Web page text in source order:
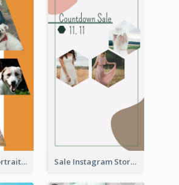
Vibrant Dog Portrait Instagram Story Design Template Sale Instagram Story